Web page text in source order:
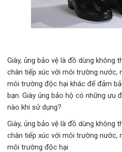
Giày, ủng bảo vệ là đồ dùng không
chân tiếp xúc với môi trường nước,
môi trường độc hại khác để đảm
bạn. Giày ủng bảo hộ có những ưu
nào khi sử dụng?
Giày, ủng bảo vệ là đồ dùng không
chân tiếp xúc với môi trường nước,
môi trường độc hại